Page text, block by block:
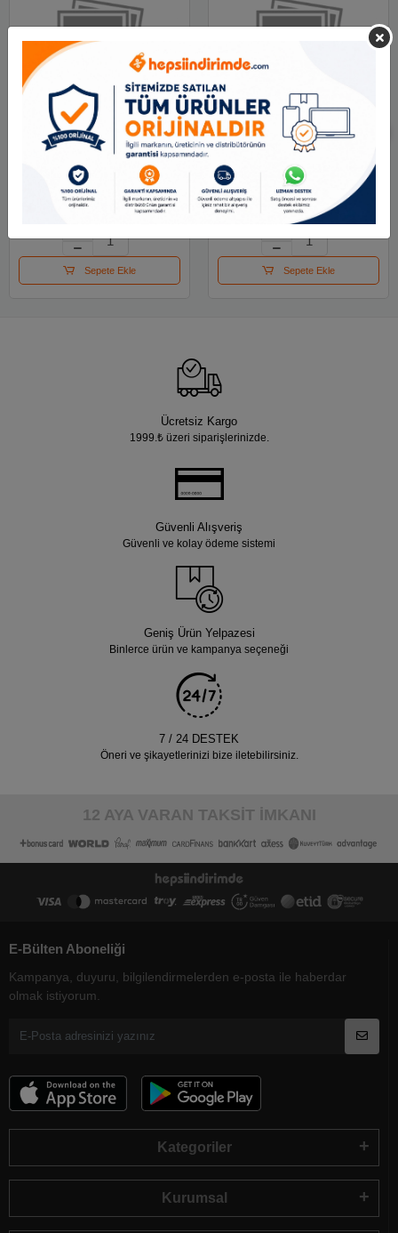
Alpino Ju-300018
Trimax Tropic -jumbo
Üçgen Çentik
34.32 TL
Sepete Ekle
Alpino Ju-200018
Trimax Chic -jumbo
Üçgen Çentikli
34.32 TL
Sepete Ekle
Ücretsiz Kargo
1999.₺ üzeri siparişlerinizde.
Güvenli Alışveriş
Güvenli ve kolay ödeme sistemi
Geniş Ürün Yelpazesi
Binlerce ürün ve kampanya seçeneği
7 / 24 DESTEK
Öneri ve şikayetlerinizi bize iletebilirsiniz.
12 AYA VARAN TAKSİT İMKANI
E-Bülten Aboneliği
Kampanya, duyuru, bilgilendirmelerden e-posta ile haberdar
olmak istiyorum.
Kategoriler
Kurumsal